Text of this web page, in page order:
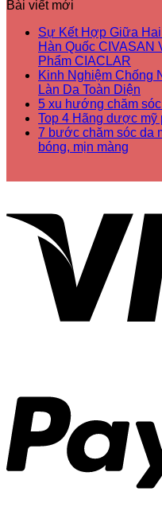
Bài viết mới
Sự Kết Hợp Giữa
Hàn Quốc CIVASAN
Phẩm CIACLAR
Kinh Nghiệm Chống
Làn Da Toàn Diện
5 xu hướng chăm
Top 4 Hãng dược mỹ
7 bước chăm sóc da
bóng, mịn màng